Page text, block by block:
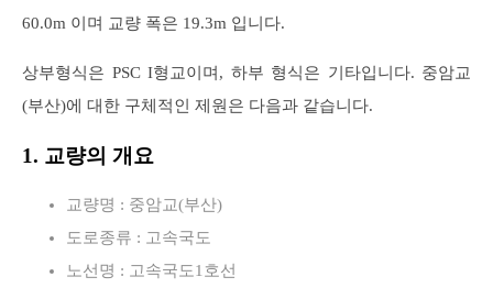
60.0m 이며 교량 폭은 19.3m 입니다.
상부형식은 PSC I형교이며, 하부 형식은 기타입니다. 중암교
(부산)에 대한 구체적인 제원은 다음과 같습니다.
1. 교량의 개요
교량명 : 중암교(부산)
도로종류 : 고속국도
노선명 : 고속국도1호선